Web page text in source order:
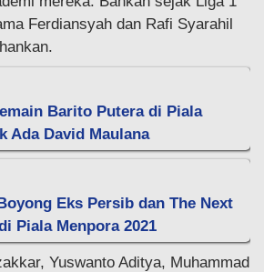
Ferdiansyah dan Rafi Syarahil
Barito Putera di Piala
Ada David Maulana
Eks Persib dan The Next
Piala Menpora 2021
Yuswanto Aditya, Muhammad